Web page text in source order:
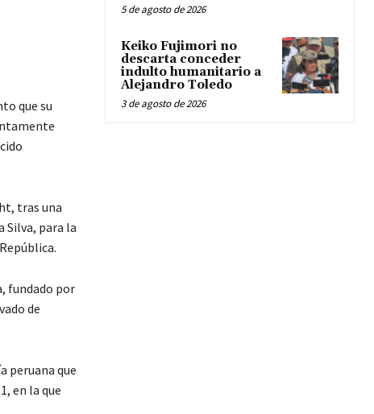
que su
tras una
Silva, para la
fundado por
de
peruana que
en la que
5 de agosto de 2026
Keiko Fujimori no
descarta conceder
indulto humanitario a
Alejandro Toledo
3 de agosto de 2026